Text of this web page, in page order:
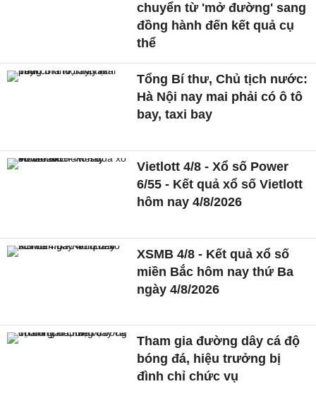
chuyển từ 'mở đường' sang
đồng hành đến kết quả cụ
thể
Tổng Bí thư, Chủ tịch nước:
Hà Nội nay mai phải có ô tô
bay, taxi bay
Vietlott 4/8 - Xổ số Power
6/55 - Kết quả xổ số Vietlott
hôm nay 4/8/2026
XSMB 4/8 - Kết quả xổ số
miền Bắc hôm nay thứ Ba
ngày 4/8/2026
Tham gia đường dây cá độ
bóng đá, hiệu trưởng bị
đình chỉ chức vụ